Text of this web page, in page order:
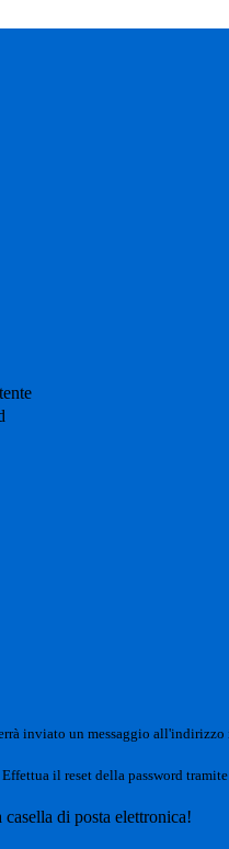
inviato un messaggio
il reset della password
di posta elettronica!